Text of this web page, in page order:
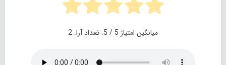
میانگین امتیاز 5 / 5. تعداد آرا: 2